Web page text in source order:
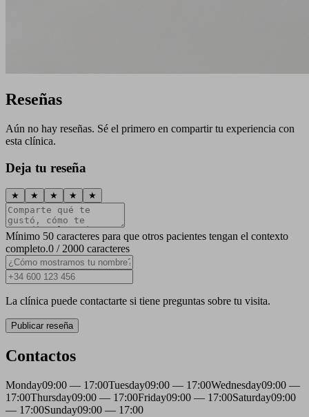
Reseñas
Aún no hay reseñas. Sé el primero en compartir tu experiencia con
esta clínica.
Deja tu reseña
★ ★ ★ ★ ★
Mínimo 50 caracteres para que otros pacientes tengan el contexto
completo.0 / 2000 caracteres
La clínica puede contactarte si tiene preguntas sobre tu visita.
Publicar reseña
Contactos
Monday09:00 — 17:00Tuesday09:00 — 17:00Wednesday09:00 —
17:00Thursday09:00 — 17:00Friday09:00 — 17:00Saturday09:00
— 17:00Sunday09:00 — 17:00